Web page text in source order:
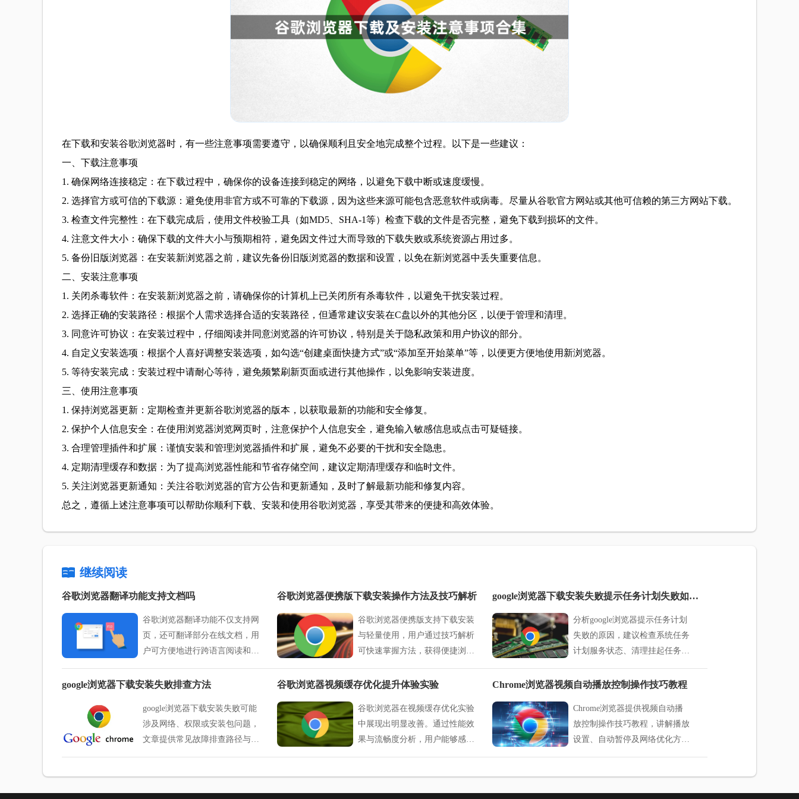
在下载和安装谷歌浏览器时，有一些注意事项需要遵守，以确保顺利且安全地完成整个过程。以下是一些建议：
一、下载注意事项
1. 确保网络连接稳定：在下载过程中，确保你的设备连接到稳定的网络，以避免下载中断或速度缓慢。
2. 选择官方或可信的下载源：避免使用非官方或不可靠的下载源，因为这些来源可能包含恶意软件或病毒。尽量从谷歌官方网站或其他可信赖的第三方网站下载。
3. 检查文件完整性：在下载完成后，使用文件校验工具（如MD5、SHA-1等）检查下载的文件是否完整，避免下载到损坏的文件。
4. 注意文件大小：确保下载的文件大小与预期相符，避免因文件过大而导致的下载失败或系统资源占用过多。
5. 备份旧版浏览器：在安装新浏览器之前，建议先备份旧版浏览器的数据和设置，以免在新浏览器中丢失重要信息。
二、安装注意事项
1. 关闭杀毒软件：在安装新浏览器之前，请确保你的计算机上已关闭所有杀毒软件，以避免干扰安装过程。
2. 选择正确的安装路径：根据个人需求选择合适的安装路径，但通常建议安装在C盘以外的其他分区，以便于管理和清理。
3. 同意许可协议：在安装过程中，仔细阅读并同意浏览器的许可协议，特别是关于隐私政策和用户协议的部分。
4. 自定义安装选项：根据个人喜好调整安装选项，如勾选“创建桌面快捷方式”或“添加至开始菜单”等，以便更方便地使用新浏览器。
5. 等待安装完成：安装过程中请耐心等待，避免频繁刷新页面或进行其他操作，以免影响安装进度。
三、使用注意事项
1. 保持浏览器更新：定期检查并更新谷歌浏览器的版本，以获取最新的功能和安全修复。
2. 保护个人信息安全：在使用浏览器浏览网页时，注意保护个人信息安全，避免输入敏感信息或点击可疑链接。
3. 合理管理插件和扩展：谨慎安装和管理浏览器插件和扩展，避免不必要的干扰和安全隐患。
4. 定期清理缓存和数据：为了提高浏览器性能和节省存储空间，建议定期清理缓存和临时文件。
5. 关注浏览器更新通知：关注谷歌浏览器的官方公告和更新通知，及时了解最新功能和修复内容。
总之，遵循上述注意事项可以帮助你顺利下载、安装和使用谷歌浏览器，享受其带来的便捷和高效体验。
继续阅读
谷歌浏览器翻译功能支持文档吗
谷歌浏览器翻译功能不仅支持网
页，还可翻译部分在线文档，用
户可方便地进行跨语言阅读和内
谷歌浏览器便携版下载安装操作方法及技巧解析
谷歌浏览器便携版支持下载安装
与轻量使用，用户通过技巧解析
可快速掌握方法，获得便捷浏览
google浏览器下载安装失败提示任务计划失败如何修复
分析google浏览器提示任务计划
失败的原因，建议检查系统任务
计划服务状态、清理挂起任务并
google浏览器下载安装失败排查方法
google浏览器下载安装失败可能
涉及网络、权限或安装包问题，
文章提供常见故障排查路径与应
谷歌浏览器视频缓存优化提升体验实验
谷歌浏览器在视频缓存优化实验
中展现出明显改善。通过性能效
果与流畅度分析，用户能够感受
Chrome浏览器视频自动播放控制操作技巧教程
Chrome浏览器提供视频自动播
放控制操作技巧教程，讲解播放
设置、自动暂停及网络优化方